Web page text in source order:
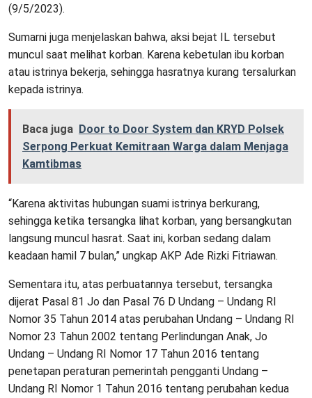
(9/5/2023).
Sumarni juga menjelaskan bahwa, aksi bejat IL tersebut
muncul saat melihat korban. Karena kebetulan ibu korban
atau istrinya bekerja, sehingga hasratnya kurang tersalurkan
kepada istrinya.
Baca juga Door to Door System dan KRYD Polsek
Serpong Perkuat Kemitraan Warga dalam Menjaga
Kamtibmas
“Karena aktivitas hubungan suami istrinya berkurang,
sehingga ketika tersangka lihat korban, yang bersangkutan
langsung muncul hasrat. Saat ini, korban sedang dalam
keadaan hamil 7 bulan,” ungkap AKP Ade Rizki Fitriawan.
Sementara itu, atas perbuatannya tersebut, tersangka
dijerat Pasal 81 Jo dan Pasal 76 D Undang – Undang RI
Nomor 35 Tahun 2014 atas perubahan Undang – Undang RI
Nomor 23 Tahun 2002 tentang Perlindungan Anak, Jo
Undang – Undang RI Nomor 17 Tahun 2016 tentang
penetapan peraturan pemerintah pengganti Undang –
Undang RI Nomor 1 Tahun 2016 tentang perubahan kedua